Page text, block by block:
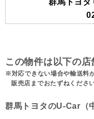
群馬トヨタ
この物件は以下の
対応できない場合や輸送料
販売店までおたずねください
群馬トヨタのU-Car（